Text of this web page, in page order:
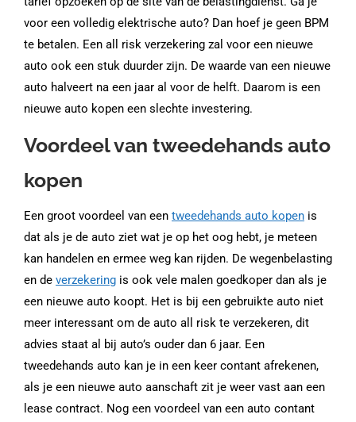
voor een volledig elektrische auto? Dan hoef je geen BPM
te betalen. Een all risk verzekering zal voor een nieuwe
auto ook een stuk duurder zijn. De waarde van een nieuwe
auto halveert na een jaar al voor de helft. Daarom is een
nieuwe auto kopen een slechte investering.
Voordeel van tweedehands auto
kopen
Een groot voordeel van een tweedehands auto kopen is
dat als je de auto ziet wat je op het oog hebt, je meteen
kan handelen en ermee weg kan rijden. De wegenbelasting
en de verzekering is ook vele malen goedkoper dan als je
een nieuwe auto koopt. Het is bij een gebruikte auto niet
meer interessant om de auto all risk te verzekeren, dit
advies staat al bij auto’s ouder dan 6 jaar. Een
tweedehands auto kan je in een keer contant afrekenen,
als je een nieuwe auto aanschaft zit je weer vast aan een
lease contract. Nog een voordeel van een auto contant